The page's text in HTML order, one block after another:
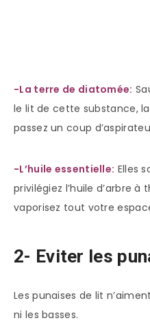
-La terre de diatomée:
le lit de cette substance,
passez un coup
-L’huile essentielle: Elles
privilégiez l’huile d’arbre
vaporisez tout votre
2- Eviter les
Les punaises de lit
ni les basses.